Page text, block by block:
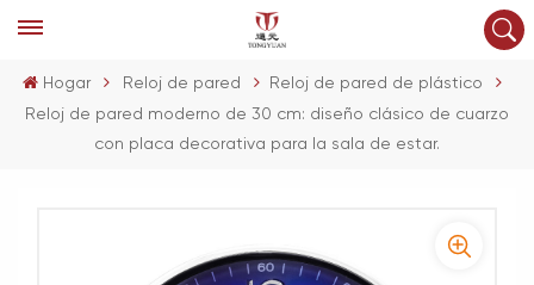
Hogar Reloj de pared
Reloj de pared de plástico
Reloj de pared moderno de 30 cm: diseño clásico de cuarzo
con placa decorativa para la sala de estar.